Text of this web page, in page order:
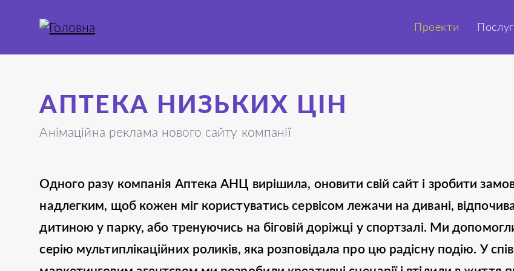
Проекти
АПТЕКА НИЗЬКИХ ЦІН
Анімаційна реклама нового сайту компанії
Одного разу компанія Аптека АНЦ вирішила, оновити свій сайт і зробити
надлегким, щоб кожен міг користуватись сервісом лежачи на дивані,
дитиною у парку, або тренуючись на біговій доріжці у спортзалі. Ми
серію мультиплікаційних роликів, яка розповідала про цю радісну подію. У